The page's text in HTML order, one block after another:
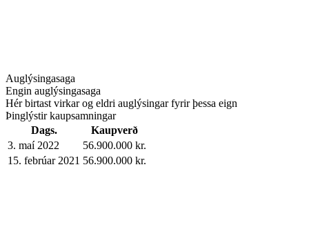
Auglýsingasaga
Engin auglýsingasaga
Hér birtast virkar og eldri auglýsingar fyrir þessa eign
Þinglýstir kaupsamningar
Dags.
Kaupverð
3. maí 2022
56.900.000 kr.
15. febrúar 2021 56.900.000 kr.